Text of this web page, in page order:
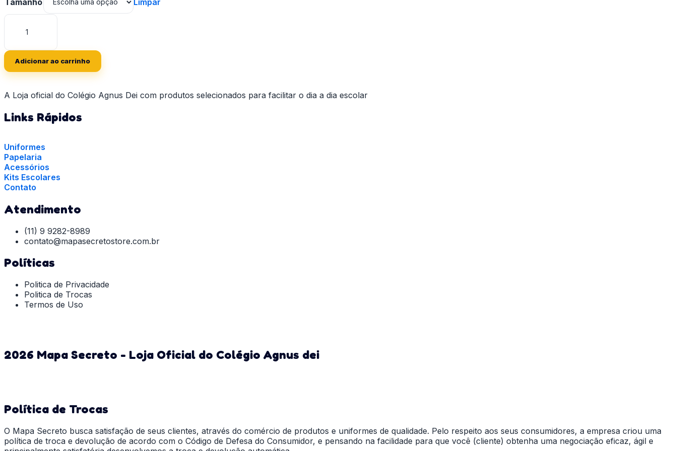
Calça
Infantil
quantidade
Adicionar ao carrinho
A Loja oficial do Colégio Agnus Dei com produtos selecionados para facilitar o dia a dia escolar
Links Rápidos
Uniformes
Papelaria
Acessórios
Kits Escolares
Contato
Atendimento
(11) 9 9282-8989
contato@mapasecretostore.com.br
Políticas
Politica de Privacidade
Politica de Trocas
Termos de Uso
2026 Mapa Secreto - Loja Oficial do Colégio Agnus dei
Política de Trocas
O Mapa Secreto busca satisfação de seus clientes, através do comércio de produtos e uniformes de qualidade. Pelo respeito aos seus consumidores, a empresa criou uma
política de troca e devolução de acordo com o Código de Defesa do Consumidor, e pensando na facilidade para que você (cliente) obtenha uma negociação eficaz, ágil e